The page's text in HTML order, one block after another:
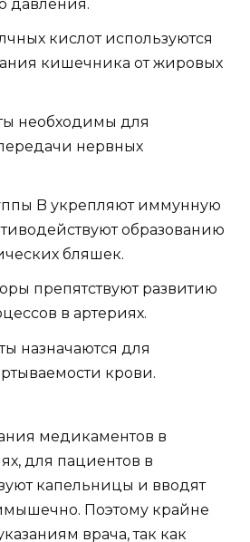
давления.
кислот используются
кишечника от жировых
необходимы для
нервных
B укрепляют иммунную
образованию
бляшек.
препятствуют развитию
в артериях.
назначаются для
крови.
медикаментов в
для пациентов в
капельницы и вводят
Поэтому крайне
врача, так как